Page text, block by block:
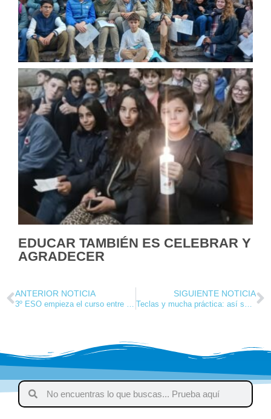
EDUCAR TAMBIÉN ES CELEBRAR Y
AGRADECER
ANTERIOR NOTICIA
3º ESO empieza el curso entre ciencia y Burgos
SIGUIENTE NOTICIA
Teclas y mucha práctica: así son nuestras clases de Música en Secundaria